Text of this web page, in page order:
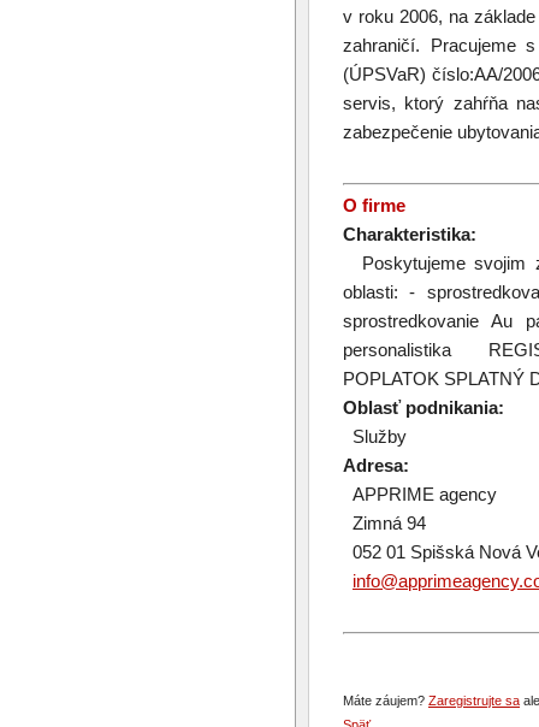
v roku 2006, na
zahraničí. Pracujeme
(ÚPSVaR) číslo:AA/
servis, ktorý zahŕňa
zabezpečenie
O firme
Charakteristika:
Poskytujeme svojim
oblasti: -
sprostredkovanie Au
personalistika
POPLATOK SPLATNÝ
Oblasť podnikania:
Služby
Adresa:
APPRIME agency
Zimná 94
052 01 Spišská Nová
Máte záujem? Zaregistrujte sa